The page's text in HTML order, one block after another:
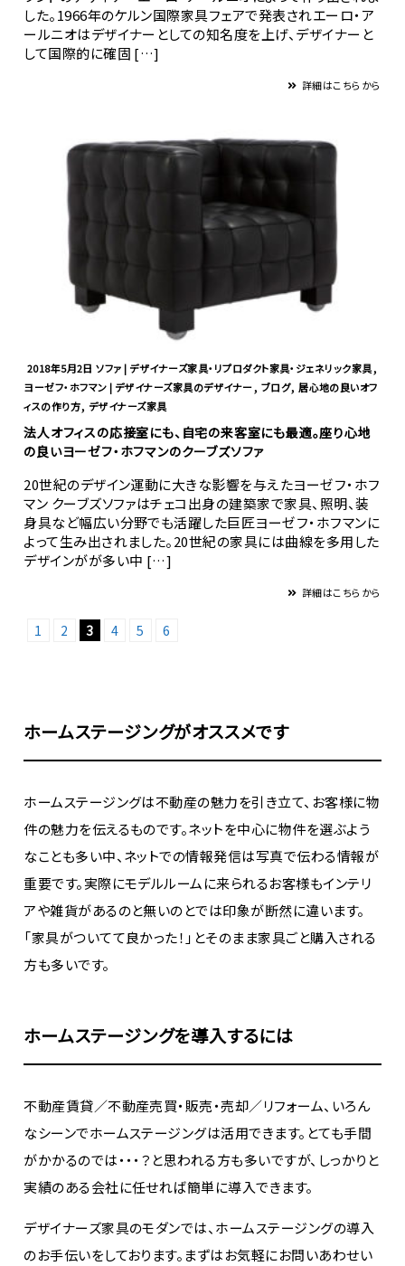
した。1966年のケルン国際家具フェアで発表されエーロ・ア
ールニオはデザイナーとしての知名度を上げ、デザイナーと
して国際的に確固 […]
詳細はこちらから
2018年5月2日 ソファ | デザイナーズ家具・リプロダクト家具・ジェネリック家具,
ヨーゼフ・ホフマン | デザイナーズ家具のデザイナー, ブログ, 居心地の良いオフ
ィスの作り方, デザイナーズ家具
法人オフィスの応接室にも、自宅の来客室にも最適。座り心地
の良いヨーゼフ・ホフマンのクーブズソファ
20世紀のデザイン運動に大きな影響を与えたヨーゼフ・ホフ
マン クーブズソファはチェコ出身の建築家で家具、照明、装
身具など幅広い分野でも活躍した巨匠ヨーゼフ・ホフマンに
よって生み出されました。20世紀の家具には曲線を多用した
デザインがが多い中 […]
詳細はこちらから
1 2 3 4 5 6
ホームステージングがオススメです
ホームステージングは不動産の魅力を引き立て、お客様に物
件の魅力を伝えるものです。ネットを中心に物件を選ぶよう
なことも多い中、ネットでの情報発信は写真で伝わる情報が
重要です。実際にモデルルームに来られるお客様もインテリ
アや雑貨があるのと無いのとでは印象が断然に違います。
「家具がついてて良かった！」とそのまま家具ごと購入される
方も多いです。
ホームステージングを導入するには
不動産賃貸／不動産売買・販売・売却／リフォーム、いろん
なシーンでホームステージングは活用できます。とても手間
がかかるのでは・・・？と思われる方も多いですが、しっかりと
実績のある会社に任せれば簡単に導入できます。
デザイナーズ家具のモダンでは、ホームステージングの導入
のお手伝いをしております。まずはお気軽にお問いあわせい